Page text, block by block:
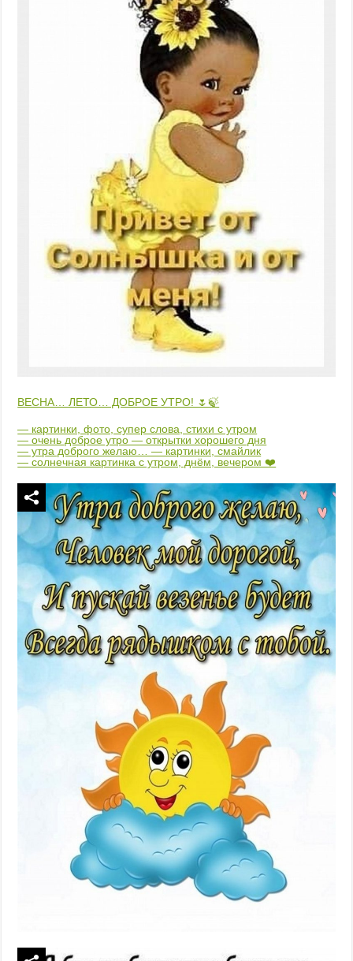
ВЕСНА… ЛЕТО… ДОБРОЕ УТРО! 🌷🍃
— картинки, фото, супер слова, стихи с утром
— очень доброе утро — открытки хорошего дня
— утра доброго желаю… — картинки, смайлик
— солнечная картинка с утром, днём, вечером ❤️